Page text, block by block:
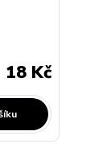
18 Kč